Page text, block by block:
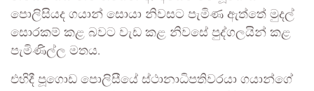
පොලිසියද ගයාන් සොයා නිවසට පැමිණ ඇත්තේ මුදල්
සොරකම් කළ බවට වැඩ කළ නිවසේ පුද්ගලයින් කළ
පැමිණිල්ල මතය.
එහිදී පූගොඩ පොලිසීයේ ස්ථානාධිපතිවරයා ගයාන්ගේ